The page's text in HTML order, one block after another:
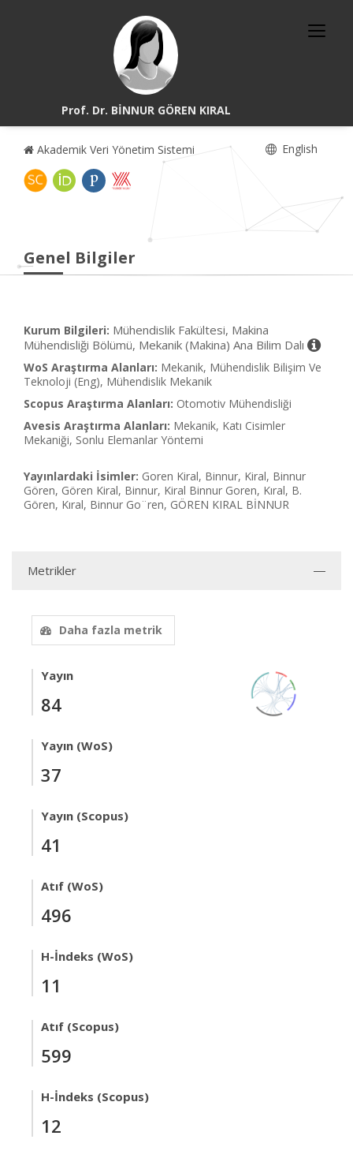
Prof. Dr. BİNNUR GÖREN KIRAL
Akademik Veri Yönetim Sistemi English
Genel Bilgiler
Kurum Bilgileri: Mühendislik Fakültesi, Makina
Mühendisliği Bölümü, Mekanik (Makina) Ana Bilim Dalı
WoS Araştırma Alanları: Mekanik, Mühendislik Bilişim Ve
Teknoloji (Eng), Mühendislik Mekanik
Scopus Araştırma Alanları: Otomotiv Mühendisliği
Avesis Araştırma Alanları: Mekanik, Katı Cisimler
Mekaniği, Sonlu Elemanlar Yöntemi
Yayınlardaki İsimler: Goren Kiral, Binnur, Kiral, Binnur
Gören, Gören Kiral, Binnur, Kiral Binnur Goren, Kıral, B.
Gören, Kıral, Binnur Go¨ren, GÖREN KIRAL BİNNUR
Metrikler
Daha fazla metrik
Yayın
84
Yayın (WoS)
37
Yayın (Scopus)
41
Atıf (WoS)
496
H-İndeks (WoS)
11
Atıf (Scopus)
599
H-İndeks (Scopus)
12